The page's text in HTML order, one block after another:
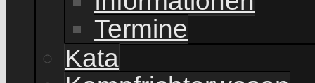
Termine
Kata